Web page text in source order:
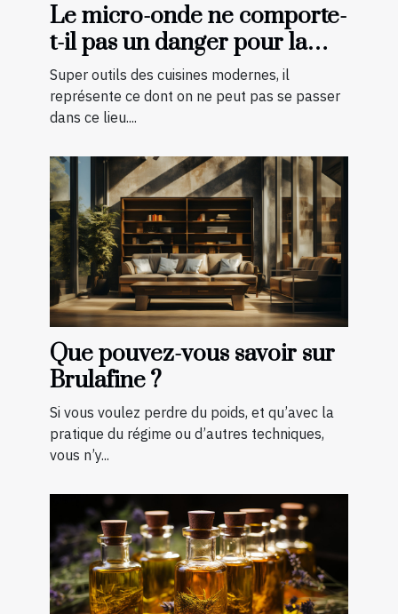
Le micro-onde ne comporte-
t-il pas un danger pour la
cuisson des aliments ?
Super outils des cuisines modernes, il
représente ce dont on ne peut pas se passer
dans ce lieu....
Que pouvez-vous savoir sur
Brulafine ?
Si vous voulez perdre du poids, et qu’avec la
pratique du régime ou d’autres techniques,
vous n’y...